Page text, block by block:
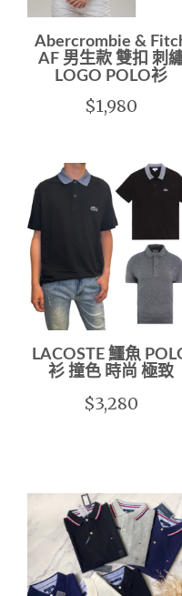
Abercrombie &
AF 男生款 雙扣 刺
LOGO POLO衫
$1,980
LACOSTE 鱷魚
衫 撞色 時尚 極致
$3,280